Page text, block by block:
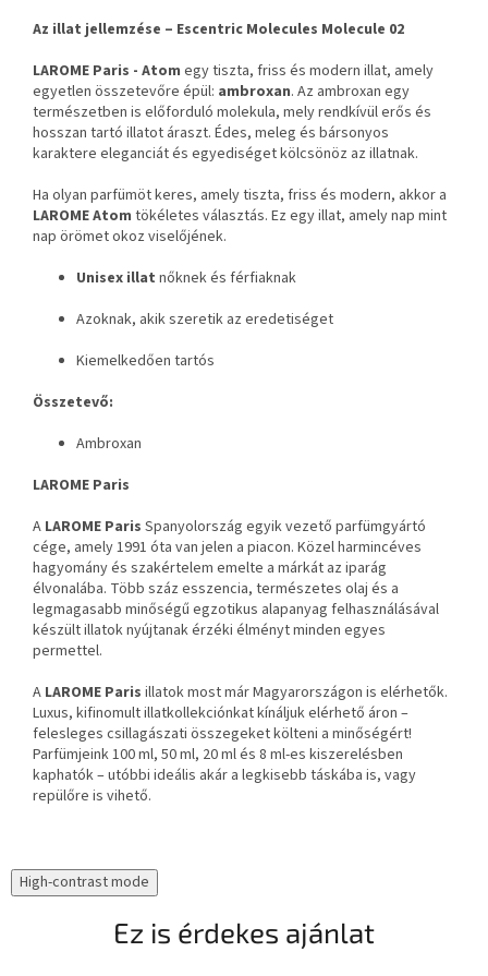
Az illat jellemzése – Escentric Molecules Molecule 02
LAROME Paris - Atom egy tiszta, friss és modern illat, amely
egyetlen összetevőre épül: ambroxan. Az ambroxan egy
természetben is előforduló molekula, mely rendkívül erős és
hosszan tartó illatot áraszt. Édes, meleg és bársonyos
karaktere eleganciát és egyediséget kölcsönöz az illatnak.
Ha olyan parfümöt keres, amely tiszta, friss és modern, akkor a
LAROME Atom tökéletes választás. Ez egy illat, amely nap mint
nap örömet okoz viselőjének.
Unisex illat nőknek és férfiaknak
Azoknak, akik szeretik az eredetiséget
Kiemelkedően tartós
Összetevő:
Ambroxan
LAROME Paris
A LAROME Paris Spanyolország egyik vezető parfümgyártó
cége, amely 1991 óta van jelen a piacon. Közel harmincéves
hagyomány és szakértelem emelte a márkát az iparág
élvonalába. Több száz esszencia, természetes olaj és a
legmagasabb minőségű egzotikus alapanyag felhasználásával
készült illatok nyújtanak érzéki élményt minden egyes
permettel.
A LAROME Paris illatok most már Magyarországon is elérhetők.
Luxus, kifinomult illatkollekciónkat kínáljuk elérhető áron –
felesleges csillagászati összegeket költeni a minőségért!
Parfümjeink 100 ml, 50 ml, 20 ml és 8 ml-es kiszerelésben
kaphatók – utóbbi ideális akár a legkisebb táskába is, vagy
repülőre is vihető.
High-contrast mode
Ez is érdekes ajánlat